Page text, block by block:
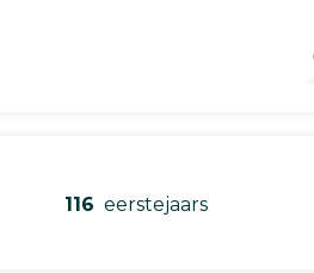
116 eerstejaars